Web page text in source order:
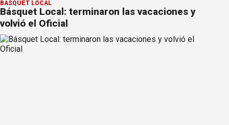
BÁSQUET LOCAL
Básquet Local: terminaron las vacaciones y
volvió el Oficial